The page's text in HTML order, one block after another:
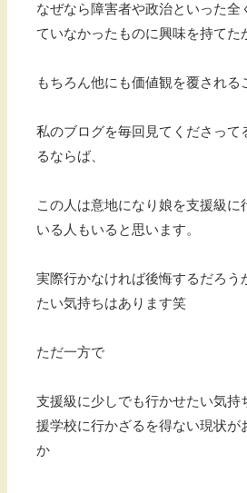
なぜなら障害者や政治といった全
ていなかったものに興味を持てた
もちろん他にも価値観を覆される
私のブログを毎回見てくださって
るならば、
この人は意地になり娘を支援級に
いる人もいると思います。
実際行かなければ後悔するだろう
たい気持ちはあります笑
ただ一方で
支援級に少しでも行かせたい気持
援学校に行かざるを得ない現状が
か